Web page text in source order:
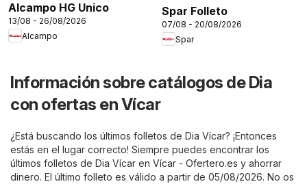
Alcampo HG Unico
13/08 - 26/08/2026
Alcampo
Spar Folleto
07/08 - 20/08/2026
Spar
Información sobre catálogos de Dia
con ofertas en Vícar
¿Está buscando los últimos folletos de Dia Vícar? ¡Entonces
estás en el lugar correcto! Siempre puedes encontrar los
últimos folletos de Dia Vícar en Vícar - Ofertero.es y ahorrar
dinero. El último folleto es válido a partir de 05/08/2026. No os